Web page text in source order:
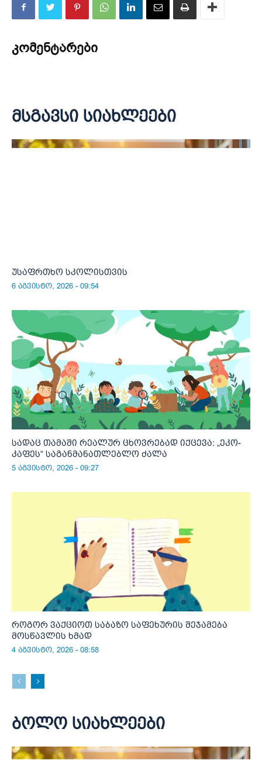
კომენტარები
მსგავსი სიახლეები
უსაფრთხო სკოლისთვის
6 აგვისტო, 2026 - 09:54
სადაც თამაში რეალურ ცხოვრებად იქცევა: „ეკო-
კაფეს“ საგანმანათლებლო ძალა
5 აგვისტო, 2026 - 09:27
როგორ ვაქციოთ საბაზო საფეხურის შეჯამება
მოსწავლის ხმად
4 აგვისტო, 2026 - 08:58
ბოლო სიახლეები